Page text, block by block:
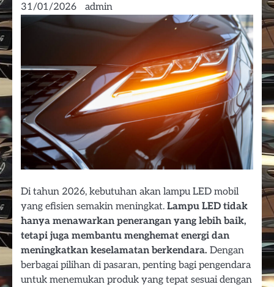
31/01/2026 admin
Di tahun 2026, kebutuhan akan lampu LED mobil
yang efisien semakin meningkat. Lampu LED tidak
hanya menawarkan penerangan yang lebih baik,
tetapi juga membantu menghemat energi dan
meningkatkan keselamatan berkendara. Dengan
berbagai pilihan di pasaran, penting bagi pengendara
untuk menemukan produk yang tepat sesuai dengan